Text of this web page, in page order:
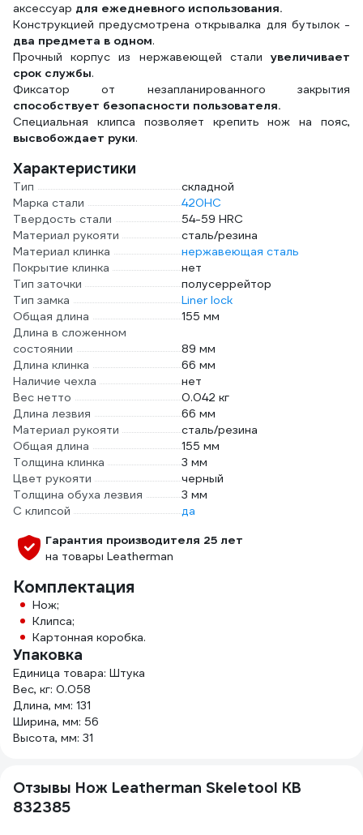
аксессуар для ежедневного использования.
Конструкцией предусмотрена открывалка для бутылок -
два предмета в одном.
Прочный корпус из нержавеющей стали увеличивает
срок службы.
Фиксатор от незапланированного закрытия
способствует безопасности пользователя.
Специальная клипса позволяет крепить нож на пояс,
высвобождает руки.
Характеристики
Тип
складной
Марка стали
420НС
Твердость стали
54-59 HRC
Материал рукояти
сталь/резина
Материал клинка
нержавеющая сталь
Покрытие клинка
нет
Тип заточки
полусеррейтор
Тип замка
Liner lock
Общая длина
155 мм
Длина в сложенном
состоянии
89 мм
Длина клинка
66 мм
Наличие чехла
нет
Вес нетто
0.042 кг
Длина лезвия
66 мм
Материал рукояти
сталь/резина
Общая длина
155 мм
Толщина клинка
3 мм
Цвет рукояти
черный
Толщина обуха лезвия
3 мм
С клипсой
да
Гарантия производителя 25 лет
на товары Leatherman
Комплектация
Нож;
Клипса;
Картонная коробка.
Упаковка
Единица товара: Штука
Вес, кг: 0.058
Длина, мм: 131
Ширина, мм: 56
Высота, мм: 31
Отзывы Нож Leatherman Skeletool KB
832385